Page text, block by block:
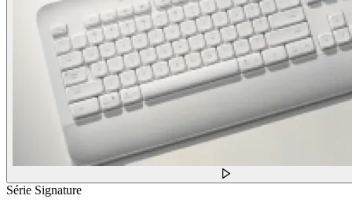
Série Signature